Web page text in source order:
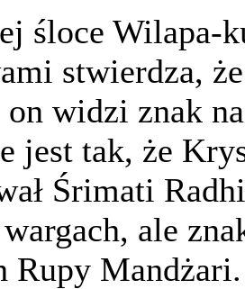
śloce Wilapa-
stwierdza,
widzi znak
jest tak, że
Śrimati
ale
Rupy Mandżari.